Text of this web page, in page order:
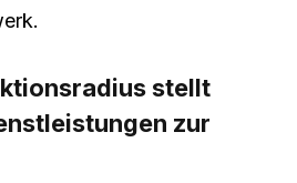
stellt
zur